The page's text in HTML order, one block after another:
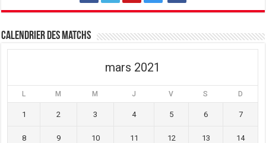
Calendrier des matchs
mars 2021
L M M J V S D
1 2 3 4 5 6 7
8 9 10 11 12 13 14